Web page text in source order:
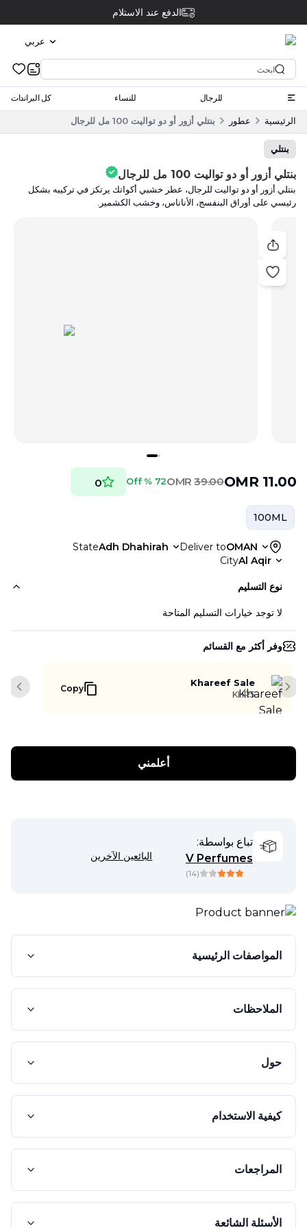
الدفع عند الاستلام
عربي
للرجال للنساء كل البراندات
الرئيسية عطور بنتلي أزور أو دو تواليت 100 مل للرجال
بنتلي
بنتلي أزور أو دو تواليت 100 مل للرجال
بنتلي أزور أو دو تواليت للرجال، عطر خشبي أكواتك يرتكز في تركيبه بشكل
رئيسي على أوراق البنفسج، الأناناس، وخشب الكشمير.
OMR 11.00
OMR 39.00
72 % Off
0
100ML
Deliver toOMAN
StateAdh Dhahirah
CityAl Aqir
نوع التسليم
لا توجد خيارات التسليم المتاحة
وفر أكثر مع القسائم
Khareef Sale
KHR5
Copy Next slide
أعلمني
تباع بواسطة:
V Perfumes
(
14
)
البائعين الآخرين
المواصفات الرئيسية
الملاحظات
حول
كيفية الاستخدام
المراجعات
الأسئلة الشائعة